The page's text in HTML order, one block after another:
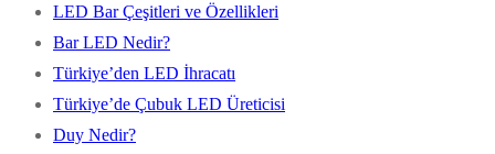
LED Bar Çeşitleri ve Özellikleri
Bar LED Nedir?
Türkiye’den LED İhracatı
Türkiye’de Çubuk LED Üreticisi
Duy Nedir?